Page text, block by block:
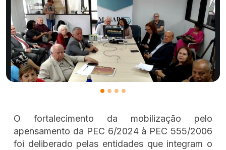
O fortalecimento da mobilização pelo
apensamento da PEC 6/2024 à PEC 555/2006
foi deliberado pelas entidades que integram o